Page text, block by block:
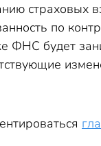
страховых
по
ФНС будет